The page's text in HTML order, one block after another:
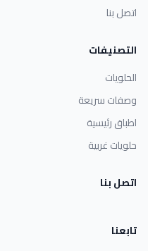
اتصل بنا
التصنيفات
الحلويات
وصفات سريعة
اطباق رئيسية
حلويات غربية
اتصل بنا
تابعنا